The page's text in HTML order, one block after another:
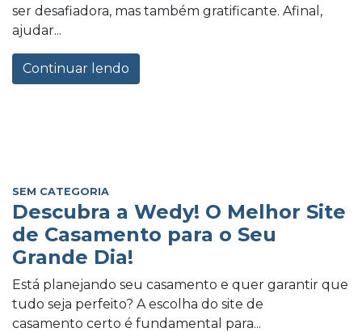
ser desafiadora, mas também gratificante. Afinal,
ajudar...
Continuar lendo
SEM CATEGORIA
Descubra a Wedy! O Melhor Site
de Casamento para o Seu
Grande Dia!
Está planejando seu casamento e quer garantir que
tudo seja perfeito? A escolha do site de
casamento certo é fundamental para...